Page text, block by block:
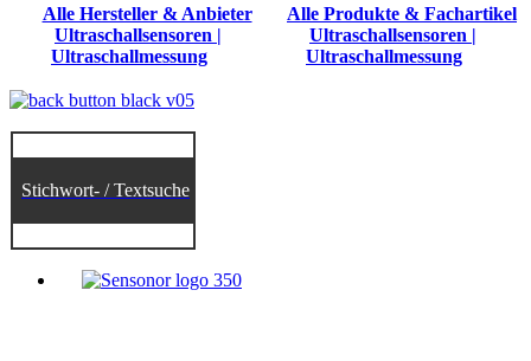
Alle Hersteller & Anbieter
Ultraschallsensoren |
Ultraschallmessung
Alle Produkte & Fachartikel
Ultraschallsensoren |
Ultraschallmessung
Stichwort- / Textsuche